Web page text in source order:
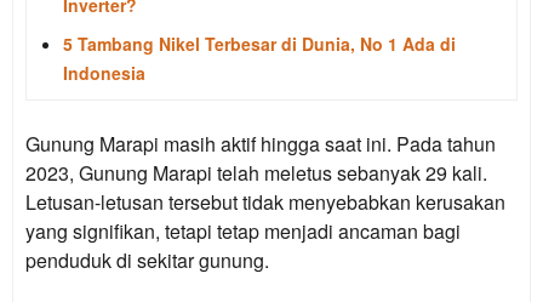
5 Tambang Nikel Terbesar di Dunia, No 1 Ada di
Indonesia
Gunung Marapi masih aktif hingga saat ini. Pada tahun
2023, Gunung Marapi telah meletus sebanyak 29 kali.
Letusan-letusan tersebut tidak menyebabkan kerusakan
yang signifikan, tetapi tetap menjadi ancaman bagi
penduduk di sekitar gunung.